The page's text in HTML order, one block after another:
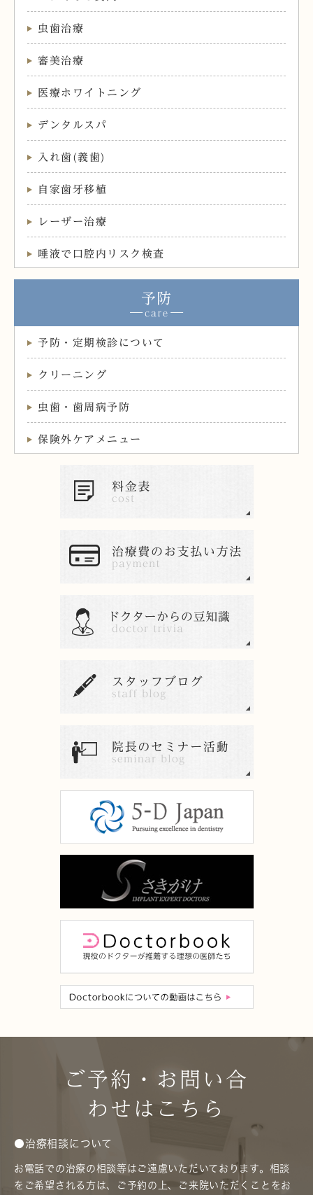
虫歯治療
審美治療
医療ホワイトニング
デンタルスパ
入れ歯(義歯)
自家歯牙移植
レーザー治療
唾液で口腔内リスク検査
予防
予防・定期検診について
クリーニング
虫歯・歯周病予防
保険外ケアメニュー
ご予約・お問い合
わせはこちら
●治療相談について
お電話での治療の相談等はご遠慮いただいております。相談
をご希望される方は、ご予約の上、ご来院いただくことをお